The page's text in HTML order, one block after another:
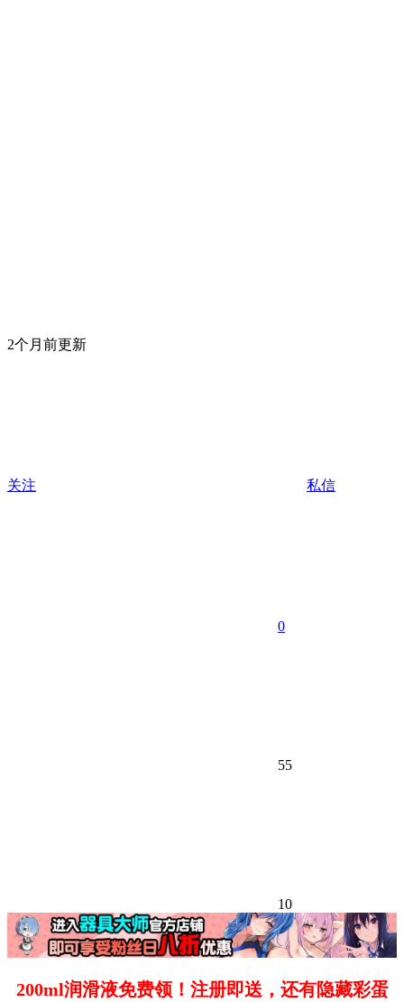
2个月前更新
关注 私信
0
55
10
200ml润滑液免费领！注册即送，还有隐藏彩蛋